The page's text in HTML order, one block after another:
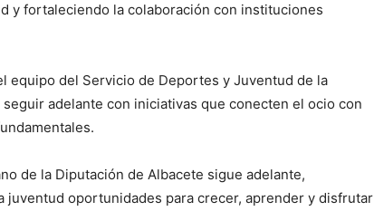
y fortaleciendo la colaboración con instituciones
equipo del Servicio de Deportes y Juventud de la
adelante con iniciativas que conecten el ocio con
de la Diputación de Albacete sigue adelante,
juventud oportunidades para crecer, aprender y disfrutar